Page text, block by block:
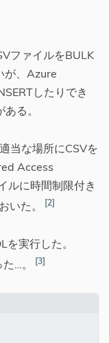
ファイルをBULK
が、Azure
したりでき
る。
当な場所にCSVを
Access
ルに時間制限付き
いた。
2
実行した。
…。
3